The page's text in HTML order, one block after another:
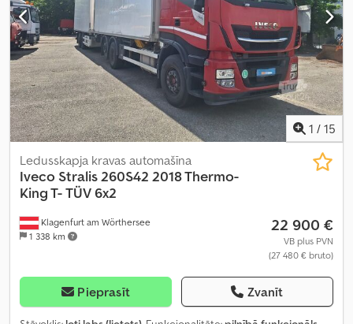
1 / 15
Klagenfurt am Wörthersee
1 338 km
Ledusskapja kravas automašīna
Iveco Stralis 260S42 2018 Thermo-
King T-TÜV 6x2
22 900 €
VB plus PVN
(27 480 € bruto)
Pieprasīt Zvanīt